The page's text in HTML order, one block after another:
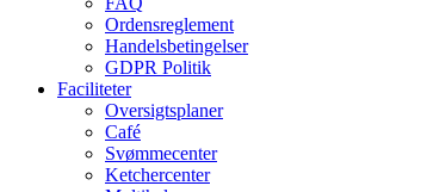
Ordensreglement
Handelsbetingelser
GDPR Politik
Faciliteter
Oversigtsplaner
Café
Svømmecenter
Ketchercenter